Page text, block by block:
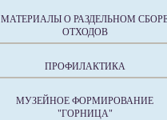
МАТЕРИАЛЫ О РАЗДЕЛЬНОМ
ОТХОДОВ
ПРОФИЛАКТИКА
МУЗЕЙНОЕ ФОРМИРОВАНИЕ
"ГОРНИЦА"